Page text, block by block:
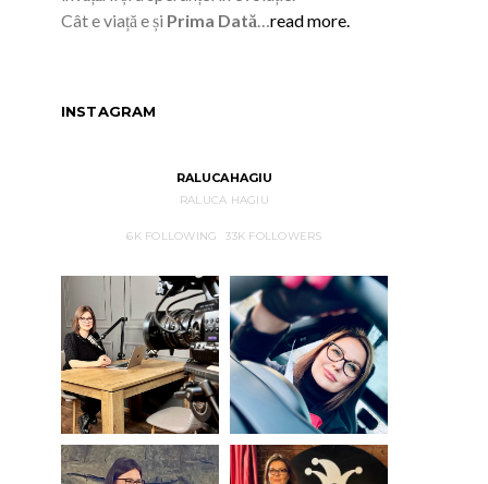
Cât e viață e și Prima Dată…read more.
INSTAGRAM
RALUCAHAGIU
RALUCA HAGIU
6KFOLLOWING 33K FOLLOWERS